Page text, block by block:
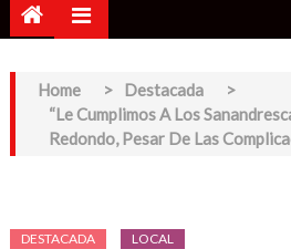
Home > Destacada
>
“Le Cumplimos A Los
Redondo, Pesar De Las
DESTACADA LOCAL